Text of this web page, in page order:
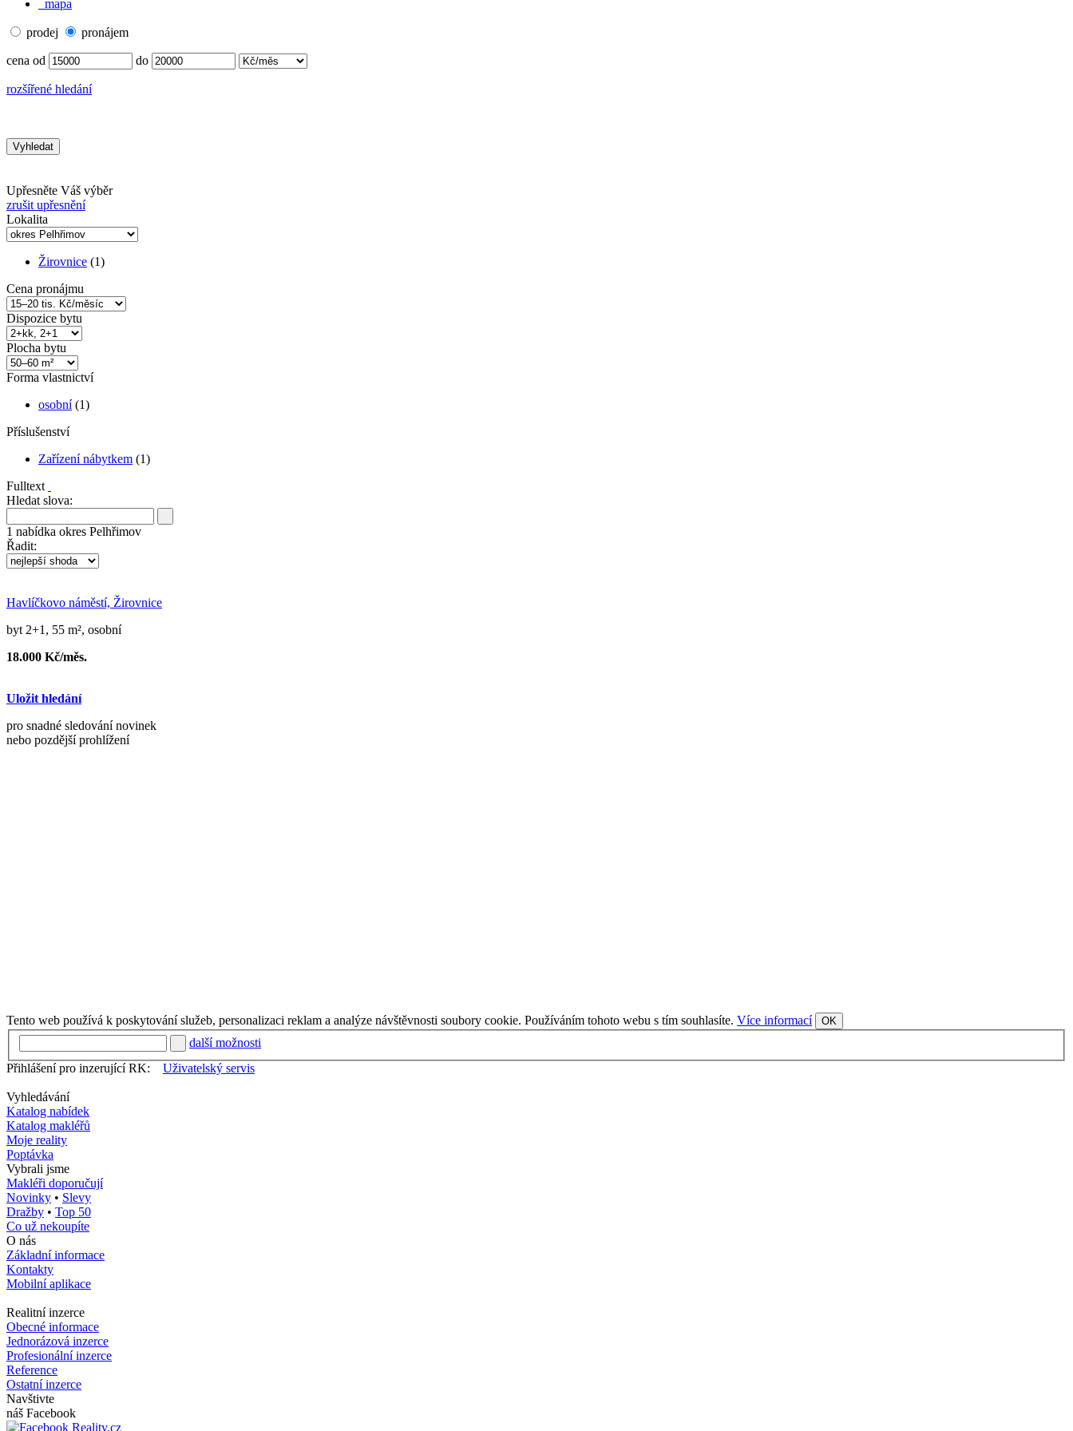
mapa
prodej pronájem
cena od do
rozšířené hledání
Upřesněte Váš výběr
zrušit upřesnění
Lokalita
Žirovnice (1)
Cena pronájmu
Dispozice bytu
Plocha bytu
Forma vlastnictví
osobní(1)
Příslušenství
Zařízení nábytkem (1)
Fulltext
Hledat slova:
1 nabídka okres Pelhřimov
Řadit:
Havlíčkovo náměstí, Žirovnice
byt 2+1, 55 m², osobní
18.000 Kč/měs.
Uložit hledání
pro snadné sledování novinek
nebo pozdější prohlížení
Tento web používá k poskytování služeb, personalizaci reklam a analýze návštěvnosti soubory cookie. Používáním tohoto webu s tím souhlasíte. Více informací OK
další možnosti
Přihlášení pro inzerující RK:
Uživatelský servis
Vyhledávání
Katalog nabídek
Katalog makléřů
Moje reality
Poptávka
Vybrali jsme
Makléři doporučují
Novinky • Slevy
Dražby • Top 50
Co už nekoupíte
O nás
Základní informace
Kontakty
Mobilní aplikace
Realitní inzerce
Obecné informace
Jednorázová inzerce
Profesionální inzerce
Reference
Ostatní inzerce
Navštivte
náš Facebook